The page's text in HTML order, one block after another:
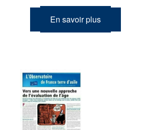
En savoir plus